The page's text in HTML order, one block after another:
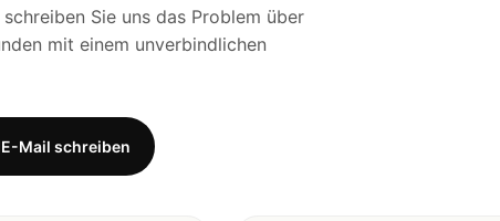
Sie uns das Problem über
mit einem unverbindlichen
E-Mail schreiben